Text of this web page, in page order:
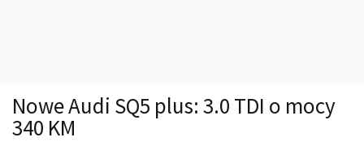
Technika jazdy
Oświetlenie
Nowe Audi SQ5 plus: 3.0 TDI o mocy
340 KM